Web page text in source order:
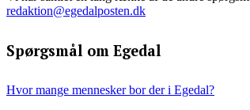
redaktion@egedalposten.dk
Spørgsmål om Egedal
Hvor mange mennesker bor der i Egedal?